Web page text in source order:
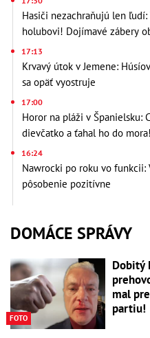
Hasiči nezachraňujú len
holubovi! Dojímavé zábery
17:13
Krvavý útok v Jemene:
sa opäť vyostruje
17:00
Horor na pláži v Španielsku:
dievčatko a ťahal ho do mora!
16:24
Nawrocki po roku vo funkcii:
pôsobenie pozitívne
DOMÁCE SPRÁVY
FOTO
Dobitý
mal
partiu!